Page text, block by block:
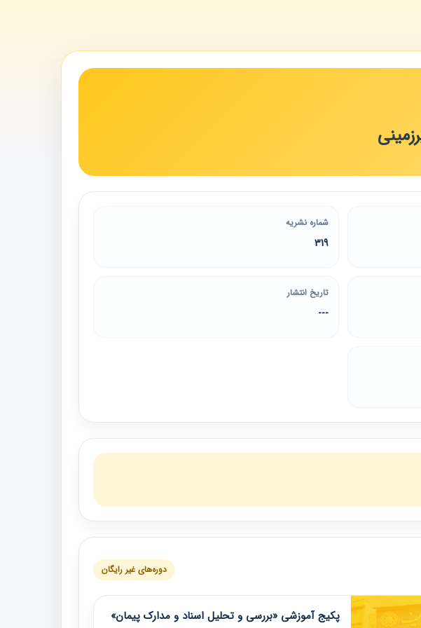
شماره نشریه
319
تاریخ انتشار
---
دوره‌های غیر رایگان
پکیج آموزشی «بررسی و تحلیل اسناد و مدارک پیمان»